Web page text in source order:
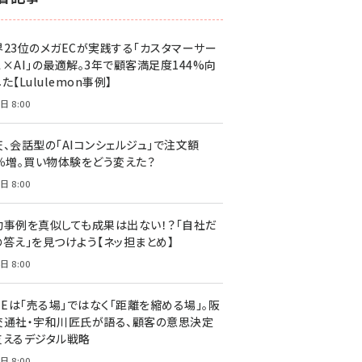
位のメガECが実践する「カスタマーサー
×AI」の最適解。3年で顧客満足度144%向
【Lululemon事例】
8:00
会話型の「AIコンシェルジュ」で注文額
増。買い物体験をどう変えた？
8:00
例を真似しても成果は出ない！？「自社だ
え」を見つけよう【ネッ担まとめ】
8:00
は「売る場」ではなく「距離を縮める場」。阪
社・宇和川匠氏が語る、顧客の意思決定
るデジタル戦略